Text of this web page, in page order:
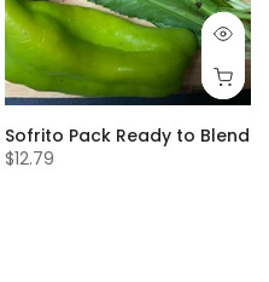
Sofrito Pack Ready to Blend
$12.79